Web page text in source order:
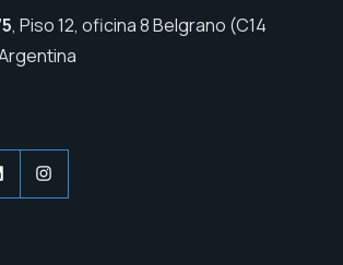
, Piso 12, oficina 8 Belgrano (C14
Instagram